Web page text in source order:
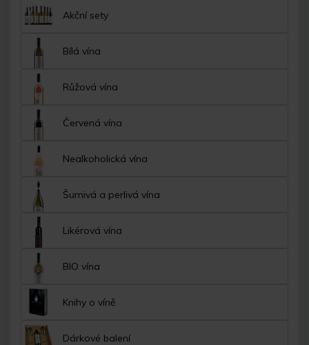
Akční sety
Bílá vína
Růžová vína
Červená vína
Nealkoholická vína
Šumivá a perlivá vína
Likérová vína
BIO vína
Knihy o víně
Dárkové balení